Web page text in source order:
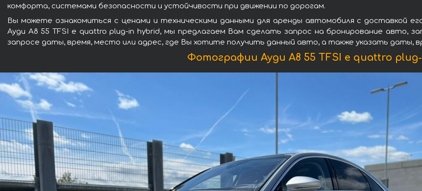
комфорта, системами безопасности и устойчивости при движении по дорогам.
Вы можете ознакомиться с ценами и техническими данными для аренды автомобиля с доставкой
Ауди A8 55 TFSI e quattro plug-in hybrid, мы предлагаем Вам сделать запрос на бронирование авто,
запросе даты, время, место или адрес, где Вы хотите получить данный авто, а также указать даты,
Фотографии Ауди A8 55 TFSI e quattro